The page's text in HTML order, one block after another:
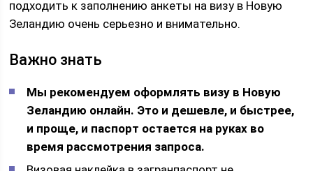
подходить к заполнению анкеты на визу в Новую
Зеландию очень серьезно и внимательно.
Важно знать
Мы рекомендуем оформлять визу в Новую
Зеландию онлайн. Это и дешевле, и быстрее,
и проще, и паспорт остается на руках во
время рассмотрения запроса.